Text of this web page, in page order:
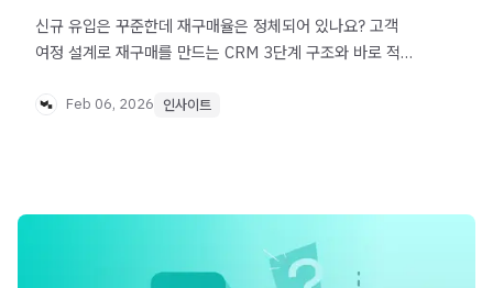
신규 유입은 꾸준한데 재구매율은 정체되어 있나요? 고객
여정 설계로 재구매를 만드는 CRM 3단계 구조와 바로 적용
Feb 06, 2026 인사이트